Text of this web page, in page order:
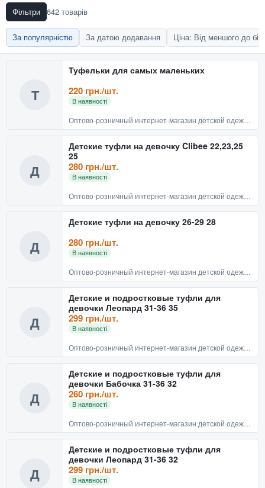
Фільтри 642 товарів
За популярністю За датою додавання Ціна: Від меншого до
Т
Туфельки для самых маленьких
220 грн./шт.
В наявності
Д
Детские туфли на девочку Clibee 22,23,25
25
280 грн./шт.
В наявності
Д
Детские туфли на девочку 26-29 28
280 грн./шт.
В наявності
Д
Детские и подростковые туфли для
девочки Леопард 31-36 35
299 грн./шт.
В наявності
Д
Детские и подростковые туфли для
девочки Бабочка 31-36 32
260 грн./шт.
В наявності
Д
Детские и подростковые туфли для
девочки Леопард 31-36 32
299 грн./шт.
В наявності